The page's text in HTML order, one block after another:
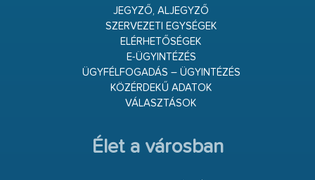
JEGYZŐ, ALJEGYZŐ
SZERVEZETI EGYSÉGEK
ELÉRHETŐSÉGEK
E-ÜGYINTÉZÉS
ÜGYFÉLFOGADÁS – ÜGYINTÉZÉS
KÖZÉRDEKŰ ADATOK
VÁLASZTÁSOK
Élet a városban